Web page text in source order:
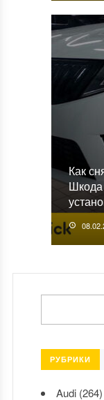
Как
Шкода
РУБРИКИ
Audi(264)